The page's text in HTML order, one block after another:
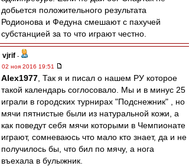
добьется положительного результата
Родионова и Федуна смешают с пахучей
субстанцией за то что играют честно.
vjrif -
02 ноя 2016 19:51
Alex1977 , Так я и писал о нашем РУ которое
такой календарь соглосовало. Мы и в минус 25
играли в городских турнирах "Подснежник" , но
мячи пятнистые были из натуральной кожи, а
как поведут себя мячи которыми в Чемпионате
играют, сомневаюсь что мало кто знает, да и не
получилось бы, что бил по мячу, а нога
въехала в булыжник.